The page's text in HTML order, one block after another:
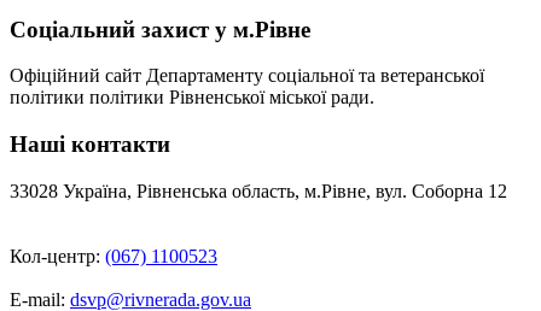
Соціальний захист у м.Рівне
Офіційний сайт Департаменту соціальної та ветеранської
політики політики Рівненської міської ради.
Наші контакти
33028 Україна, Рівненська область, м.Рівне, вул. Соборна 12
Кол-центр: (067) 1100523
E-mail: dsvp@rivnerada.gov.ua